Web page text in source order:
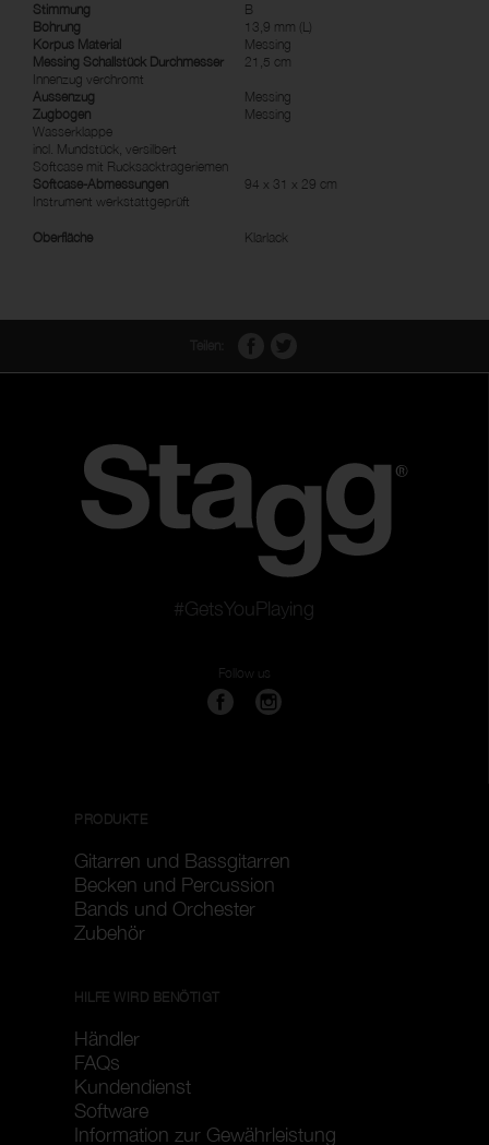
Stimmung
B
Bohrung
13,9 mm (L)
Korpus Material
Messing
Messing Schallstück Durchmesser
21,5 cm
Innenzug verchromt
Aussenzug
Messing
Zugbogen
Messing
Wasserklappe
incl. Mundstück, versilbert
Softcase mit Rucksacktrageriemen
Softcase-Abmessungen
94 x 31 x 29 cm
Instrument werkstattgeprüft
Oberfläche Klarlack
#GetsYouPlaying
Follow us
PRODUKTE
Gitarren und Bassgitarren
Becken und Percussion
Bands und Orchester
Zubehör
HILFE WIRD BENÖTIGT
Händler
FAQs
Kundendienst
Software
Information zur Gewährleistung